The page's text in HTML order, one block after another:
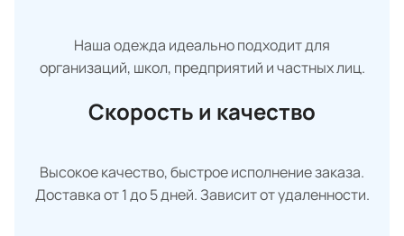
Наша одежда идеально подходит для
организаций, школ, предприятий и частных лиц.
Скорость и качество
Высокое качество, быстрое исполнение заказа.
Доставка от 1 до 5 дней. Зависит от удаленности.